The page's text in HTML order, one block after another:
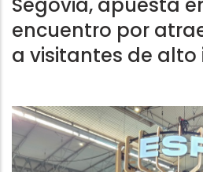
encuentro por
a visitantes de